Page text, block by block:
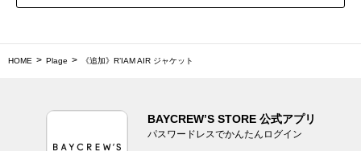
HOME Plage 《追加》R’IAM AIR ジャケット
BAYCREW’S STORE 公式アプリ
パスワードレスでかんたんログイン